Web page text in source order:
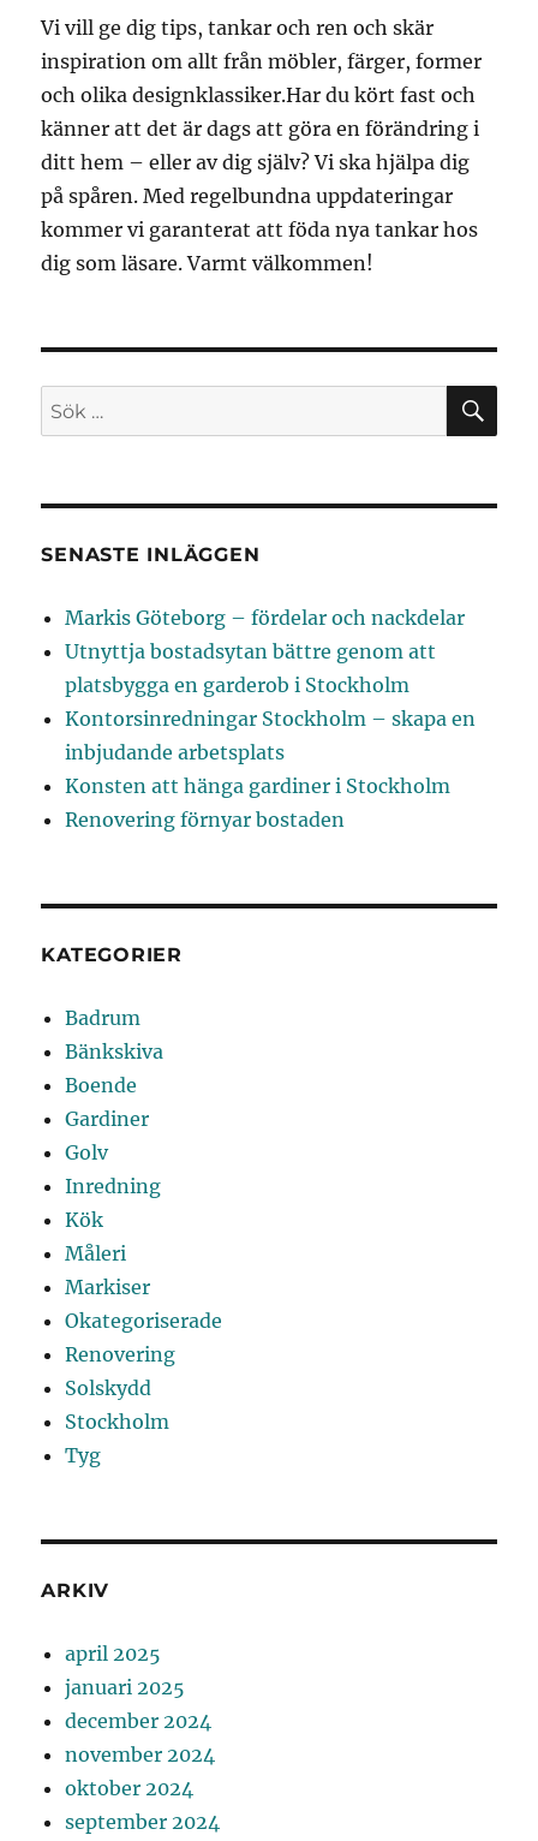
Vi vill ge dig tips, tankar och ren och skär
inspiration om allt från möbler, färger, former
och olika designklassiker.Har du kört fast och
känner att det är dags att göra en förändring i
ditt hem – eller av dig själv? Vi ska hjälpa dig
på spåren. Med regelbundna uppdateringar
kommer vi garanterat att föda nya tankar hos
dig som läsare. Varmt välkommen!
Sök
efter:
SENASTE INLÄGGEN
Markis Göteborg – fördelar och nackdelar
Utnyttja bostadsytan bättre genom att
platsbygga en garderob i Stockholm
Kontorsinredningar Stockholm – skapa en
inbjudande arbetsplats
Konsten att hänga gardiner i Stockholm
Renovering förnyar bostaden
KATEGORIER
Badrum
Bänkskiva
Boende
Gardiner
Golv
Inredning
Kök
Måleri
Markiser
Okategoriserade
Renovering
Solskydd
Stockholm
Tyg
ARKIV
april 2025
januari 2025
december 2024
november 2024
oktober 2024
september 2024